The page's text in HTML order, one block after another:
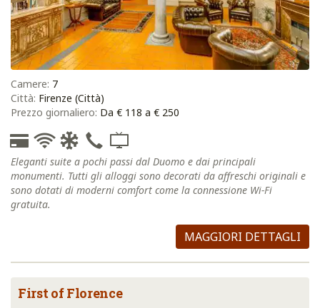
Camere: 7
Città: Firenze (Città)
Prezzo giornaliero: Da € 118 a € 250
Eleganti suite a pochi passi dal Duomo e dai principali
monumenti. Tutti gli alloggi sono decorati da affreschi originali e
sono dotati di moderni comfort come la connessione Wi-Fi
gratuita.
MAGGIORI DETTAGLI
First of Florence